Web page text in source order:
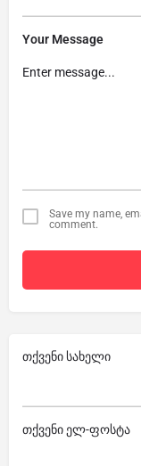
Your Message
Save my name,
comment.
თქვენი სახელი
თქვენი ელ-ფოსტა